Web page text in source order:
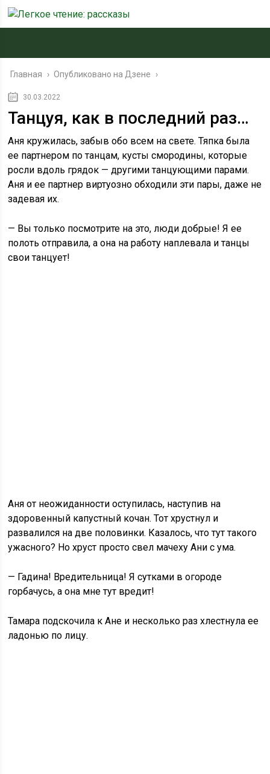
Главная › Опубликовано на Дзене ›
30.03.2022
Танцуя, как в последний раз…
Аня кружилась, забыв обо всем на свете. Тяпка была
ее партнером по танцам, кусты смородины, которые
росли вдоль грядок — другими танцующими парами.
Аня и ее партнер виртуозно обходили эти пары, даже не
задевая их.
— Вы только посмотрите на это, люди добрые! Я ее
полоть отправила, а она на работу наплевала и танцы
свои танцует!
Аня от неожиданности оступилась, наступив на
здоровенный капустный кочан. Тот хрустнул и
развалился на две половинки. Казалось, что тут такого
ужасного? Но хруст просто свел мачеху Ани с ума.
— Гадина! Вредительница! Я сутками в огороде
горбачусь, а она мне тут вредит!
Тамара подскочила к Ане и несколько раз хлестнула ее
ладонью по лицу.